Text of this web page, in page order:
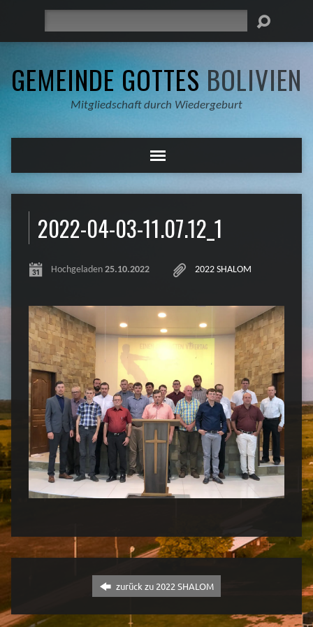
GEMEINDE GOTTES BOLIVIEN
Mitgliedschaft durch Wiedergeburt
2022-04-03-11.07.12_1
Hochgeladen 25.10.2022 2022 SHALOM
zurück zu 2022 SHALOM